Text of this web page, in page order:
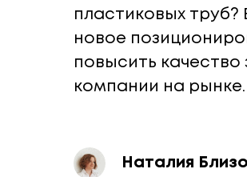
пластиковых труб?
новое
повысить качество
компании на рынке.
Наталия